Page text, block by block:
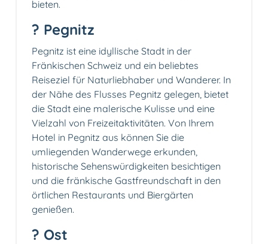
bieten.
? Pegnitz
Pegnitz ist eine idyllische Stadt in der
Fränkischen Schweiz und ein beliebtes
Reiseziel für Naturliebhaber und Wanderer. In
der Nähe des Flusses Pegnitz gelegen, bietet
die Stadt eine malerische Kulisse und eine
Vielzahl von Freizeitaktivitäten. Von Ihrem
Hotel in Pegnitz aus können Sie die
umliegenden Wanderwege erkunden,
historische Sehenswürdigkeiten besichtigen
und die fränkische Gastfreundschaft in den
örtlichen Restaurants und Biergärten
genießen.
? Ost